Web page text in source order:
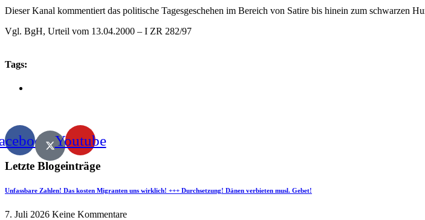
Dieser Kanal kommentiert das politische Tagesgeschehen im Bereich von Satire bis hinein zum schwarzen
Vgl. BgH, Urteil vom 13.04.2000 – I ZR 282/97
Tags:
Youtube
Letzte Blogeinträge
Unfassbare Zahlen! Das kosten Migranten uns wirklich! +++ Durchsetzung! Dänen verbieten musl. Gebet!
7. Juli 2026 Keine Kommentare